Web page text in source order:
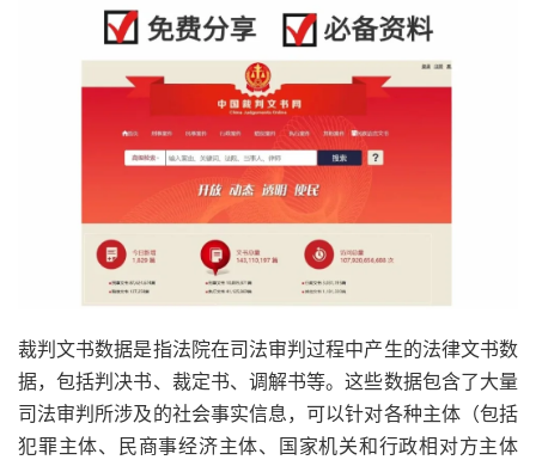
裁判文书数据是指法院在司法审判过程中产生的法律文书数
据，包括判决书、裁定书、调解书等。这些数据包含了大量
司法审判所涉及的社会事实信息，可以针对各种主体（包括
犯罪主体、民商事经济主体、国家机关和行政相对方主体